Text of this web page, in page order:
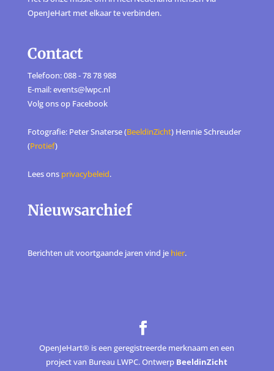
OpenJeHart met elkaar te verbinden.
Contact
Telefoon: 088 - 78 78 988
E-mail: events@lwpc.nl
Volg ons op Facebook
Fotografie: Peter Snaterse (BeeldinZicht) Hennie Schreuder
(Protief)
Lees ons privacybeleid.
Nieuwsarchief
Berichten uit voortgaande jaren vind je hier.
OpenJeHart® is een geregistreerde merknaam en een
project van Bureau LWPC. Ontwerp BeeldinZicht